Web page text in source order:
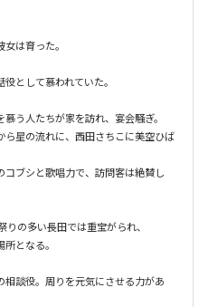
は育った。
として慕われていた。
う人たちが家を訪れ、宴会騒ぎ。
星の流れに、西田さちこに美空ひば
コブシと歌唱力で、訪問客は絶賛し
りの多い長田では重宝がられ、
となる。
談役。周りを元気にさせる力があ